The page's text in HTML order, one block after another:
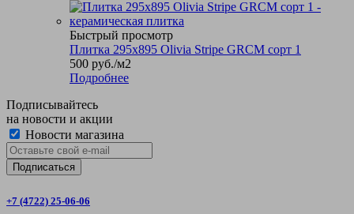
Быстрый просмотр
Плитка 295x895 Olivia Stripe GRCM сорт 1
500 руб./м2
Подробнее
Подписывайтесь
на новости и акции
Новости магазина
+7 (4722) 25-06-06